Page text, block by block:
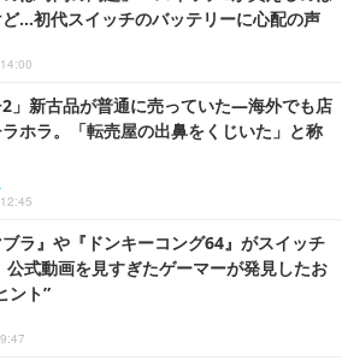
…初代スイッチのバッテリーに心配の声
2」新古品が普通に売っていた―海外でも店
ホラ。「転売屋の出鼻をくじいた」と称
ラ』や『ドンキーコング64』がスイッチ
公式動画を見すぎたゲーマーが発見したお
ント”